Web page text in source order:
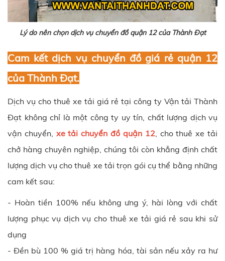
Lý do nên chọn dịch vụ chuyển đồ quận 12 của Thành Đạt
Cam kết dịch vụ chuyển đồ giá rẻ quận 12
của Thành Đạt.
Dịch vụ cho thuê xe tải giá rẻ tại công tyVận tải Thành
Đạt không chỉ là một công ty uy tín, chất lượng dịch vụ
vận chuyển, xe tải chuyển đồ quận 12, cho thuê xe tải
chở hàng chuyên nghiệp, chúng tôi còn khẳng định chất
lượng dịch vụ cho thuê xe tải trọn gói cụ thể bằng những
cam kết sau:
- Hoàn tiền 100% nếu không ưng ý, hài lòng với chất
lượng phục vụ dịch vụ cho thuê xe tải giá rẻ sau khi sử
dụng
- Đền bù 100 % giá trị hàng hóa, tài sản nếu xảy ra hư